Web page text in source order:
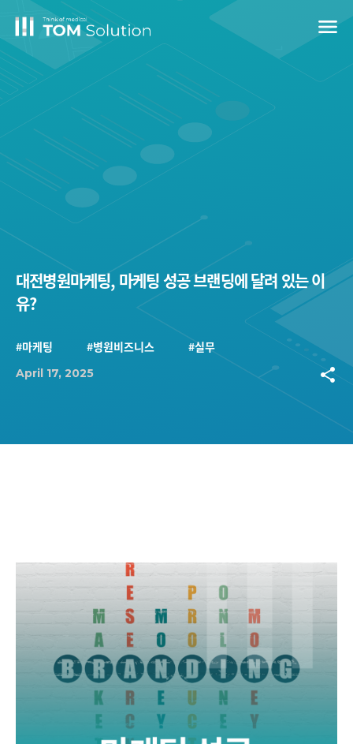
menu
대전병원마케팅, 마케팅 성공 브랜딩에 달려 있는 이
유?
#마케팅 #병원비즈니스 #실무
April 17, 2025 share